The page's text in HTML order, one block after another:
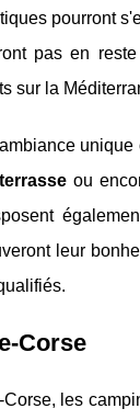
pourront
pas en
sur la
terrasseou
leur
Corse
les